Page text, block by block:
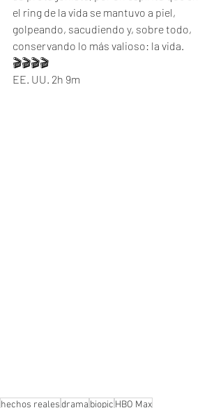
el ring de la vida se mantuvo a piel,
golpeando, sacudiendo y, sobre todo,
conservando lo más valioso: la vida.
🎬🎬🎬🎬
EE. UU. 2h 9m
hechos realesdrama biopic HBO Max